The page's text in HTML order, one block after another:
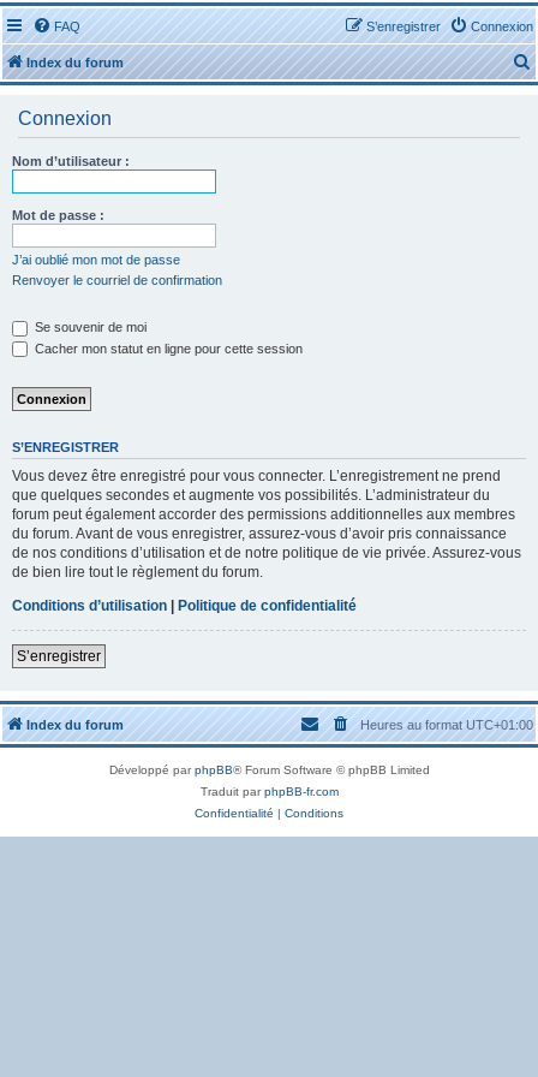
FAQ Connexion
S’enregistrer
Index du forum
e
Connexion
Nom d’utilisateur :
Mot de passe :
J’ai oublié mon mot de passe
Renvoyer le courriel de confirmation
Se souvenir de moi
Cacher mon statut en ligne pour cette session
S’ENREGISTRER
Vous devez être enregistré pour vous connecter. L’enregistrement ne prend
que quelques secondes et augmente vos possibilités. L’administrateur du
forum peut également accorder des permissions additionnelles aux membres
du forum. Avant de vous enregistrer, assurez-vous d’avoir pris connaissance
de nos conditions d’utilisation et de notre politique de vie privée. Assurez-vous
de bien lire tout le règlement du forum.
Conditions d’utilisation | Politique de confidentialité
S’enregistrer
Index du forum Heures au formatUTC+01:00
Développé parphpBB® Forum Software © phpBB Limited
Traduit parphpBB-fr.com
Confidentialité | Conditions